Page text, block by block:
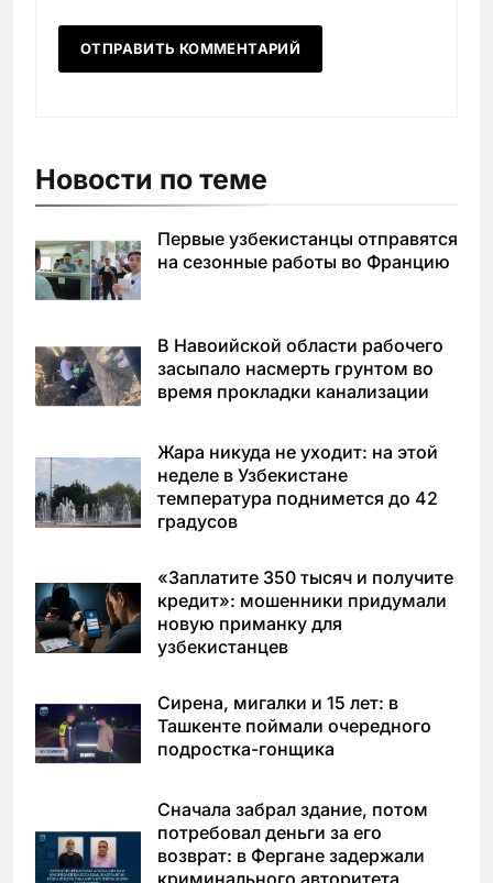
Новости по теме
Первые узбекистанцы отправятся
на сезонные работы во Францию
В Навоийской области рабочего
засыпало насмерть грунтом во
время прокладки канализации
Жара никуда не уходит: на этой
неделе в Узбекистане
температура поднимется до 42
градусов
«Заплатите 350 тысяч и получите
кредит»: мошенники придумали
новую приманку для
узбекистанцев
Сирена, мигалки и 15 лет: в
Ташкенте поймали очередного
подростка-гонщика
Сначала забрал здание, потом
потребовал деньги за его
возврат: в Фергане задержали
криминального авторитета